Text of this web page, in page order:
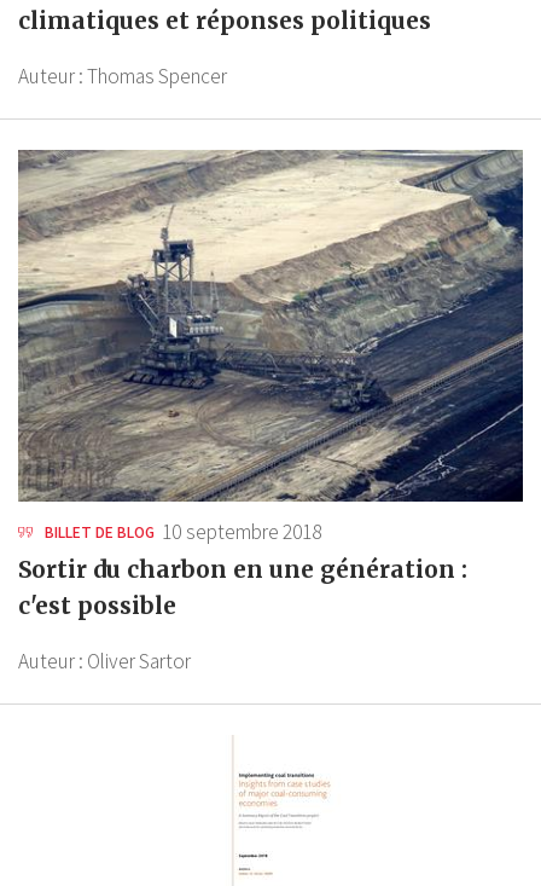
climatiques et réponses politiques
Auteur :Thomas Spencer
BILLET DE BLOG 10 septembre 2018
Sortir du charbon en une génération :
c'est possible
Auteur : Oliver Sartor